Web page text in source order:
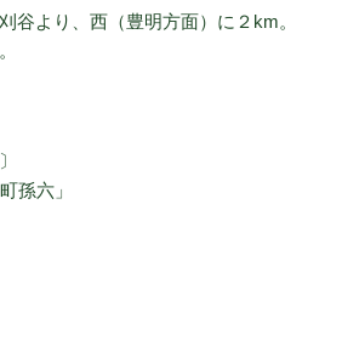
谷より、西（豊明方面）に２km。
孫六」